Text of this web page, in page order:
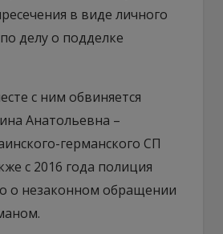
в виде личного
делу о подделке
с ним обвиняется
Анатольевна –
германского СП
с 2016 года полиция
о незаконном обращении